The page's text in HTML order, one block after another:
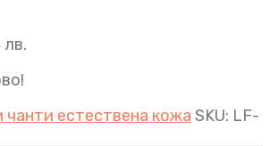
естествена кожа SKU: LF-